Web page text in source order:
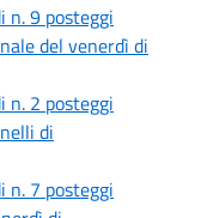
n. 9 posteggi
del venerdì di
n. 2 posteggi
di
n. 7 posteggi